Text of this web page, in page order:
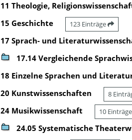
11 Theologie,
15 Geschichte 123 Einträge
17 Sprach- und
17.14 Vergleichende
18 Einzelne Sprachen und
20 Kunstwissenschaften 8
24 Musikwissenschaft 10 Einträge
24.05 Systematische